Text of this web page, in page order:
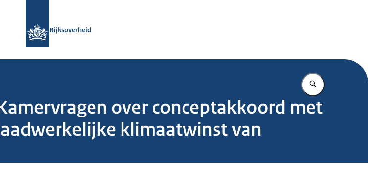
Rijksoverheid
Vul in wat u
over conceptakkoord met
klimaatwinst van